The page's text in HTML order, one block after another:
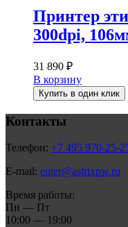
Принтер
300dpi,
31 890 ₽
В корзину
Купить в один клик
Контакты
Телефон: +7 495 970-25-
E-mail: enter@astrixpw.ru
Время работы:
Пн — Пт
10:00 — 19:00